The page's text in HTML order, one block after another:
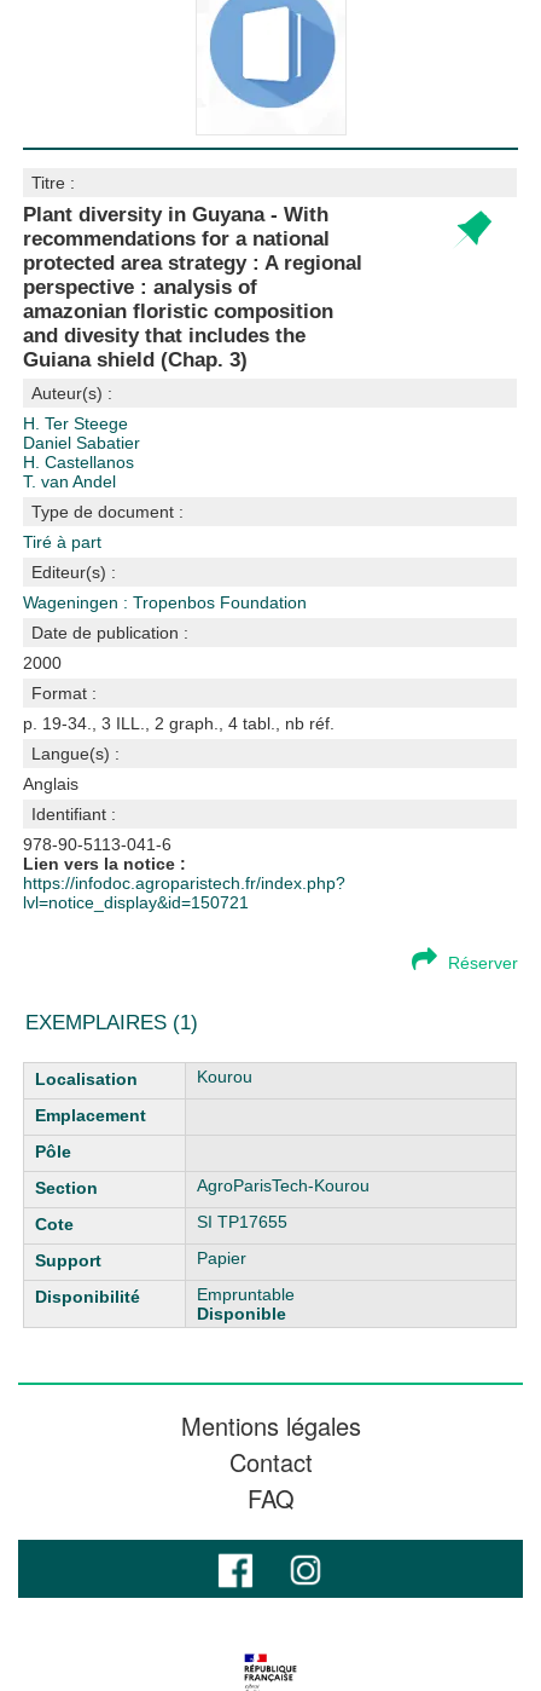
Titre :
Plant diversity in Guyana - With
recommendations for a national
protected area strategy : A regional
perspective : analysis of
amazonian floristic composition
and divesity that includes the
Guiana shield (Chap. 3)
Auteur(s) :
H. Ter Steege
Daniel Sabatier
H. Castellanos
T. van Andel
Type de document :
Tiré à part
Editeur(s) :
Wageningen : Tropenbos Foundation
Date de publication :
2000
Format :
p. 19-34., 3 ILL., 2 graph., 4 tabl., nb réf.
Langue(s) :
Anglais
Identifiant :
978-90-5113-041-6
Lien vers la notice :
https://infodoc.agroparistech.fr/index.php?
lvl=notice_display&id=150721
Réserver
EXEMPLAIRES (1)
Liste des exemplaires Kourou
AgroParisTech-Kourou
SI TP17655
Papier
Empruntable
Disponible
Mentions légales
Contact
FAQ